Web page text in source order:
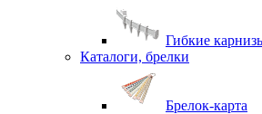
Гибкие
Каталоги, брелки
Брелок-карта